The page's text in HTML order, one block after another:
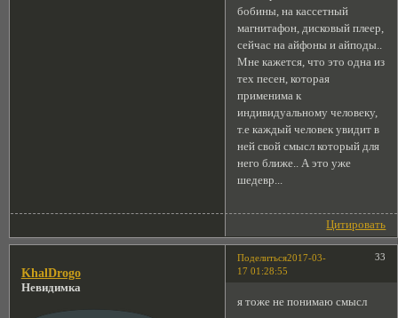
бобины, на кассетный
магнитафон, дисковый плеер,
сейчас на айфоны и айподы..
Мне кажется, что это одна из
тех песен, которая
применима к
индивидуальному человеку,
т.е каждый человек увидит в
ней свой смысл который для
него ближе.. А это уже
шедевр...
Цитировать
Поделиться 33
2017-03-
17 01:28:55
KhalDrogo
Невидимка
я тоже не понимаю смысл